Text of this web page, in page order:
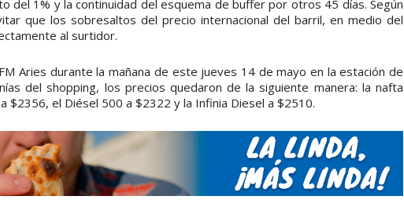
del 1% y la continuidad del esquema de buffer por otros 45 días. Según
que los sobresaltos del precio internacional del barril, en medio del
al surtidor.
Aries durante la mañana de este jueves 14 de mayo en la estación de
del shopping, los precios quedaron de la siguiente manera: la nafta
$2356, el Diésel 500 a $2322 y la Infinia Diesel a $2510.